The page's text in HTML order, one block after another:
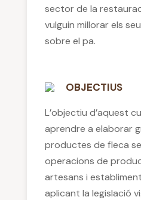
sector de la
vulguin millorar els
sobre el pa.
OBJECTIUS
L’objectiu d’aquest
aprendre a elaborar
productes de fleca
operacions de
artesans i
aplicant la legislació